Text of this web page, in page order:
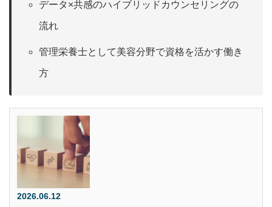
データ×共感のハイブリッドカウンセリングの
流れ
管理栄養士として美容分野で資格を活かす働き
方
2026.06.12